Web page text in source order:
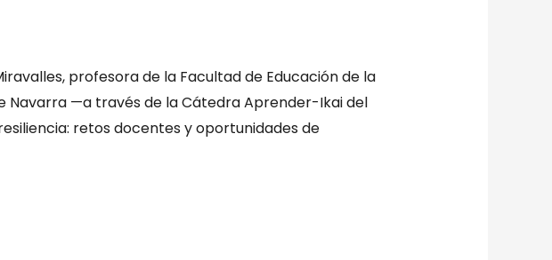
profesora de la Facultad de Educación de la
Navarra —a través de la Cátedra Aprender-Ikai del
retos docentes y oportunidades de